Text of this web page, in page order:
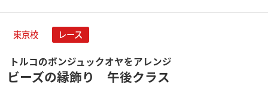
東京校 レース
トルコのボンジュックオヤをアレンジ
ビーズの縁飾り 午後クラス